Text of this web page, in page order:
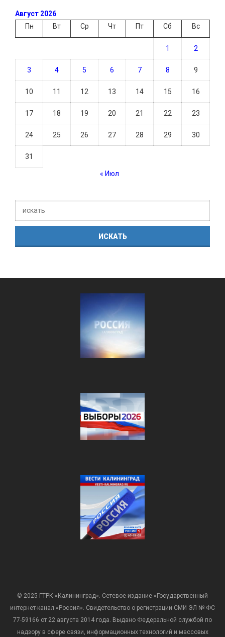
Август 2026
Пн
Вт Ср Чт Пт Сб Вс
1 2
3 4 5 6 7 8 9
10 11 12 13 14 15 16
17 18 19 20 21 22 23
24 25 26 27 28 29 30
31
« Июл
© 2025 ГТРК «Калининград». Сетевое издание «Государственный
интернет-канал «Россия». Свидетельство о регистрации СМИ ЭЛ № ФС
77-59166 от 22 августа 2014 года. Выдано Федеральной службой по
надзору в сфере связи, информационных технологий и массовых